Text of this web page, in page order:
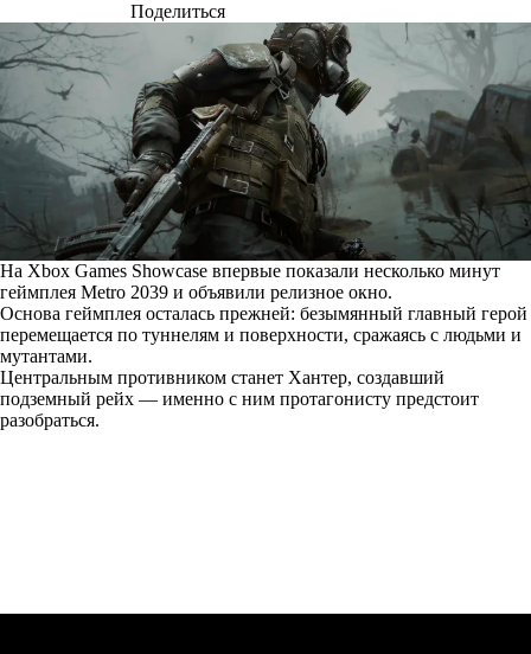
Поделиться
На Xbox Games Showcase впервые показали несколько минут
геймплея Metro 2039 и объявили релизное окно.
Основа геймплея осталась прежней: безымянный главный герой
перемещается по туннелям и поверхности, сражаясь с людьми и
мутантами.
Центральным противником станет Хантер, создавший
подземный рейх — именно с ним протагонисту предстоит
разобраться.